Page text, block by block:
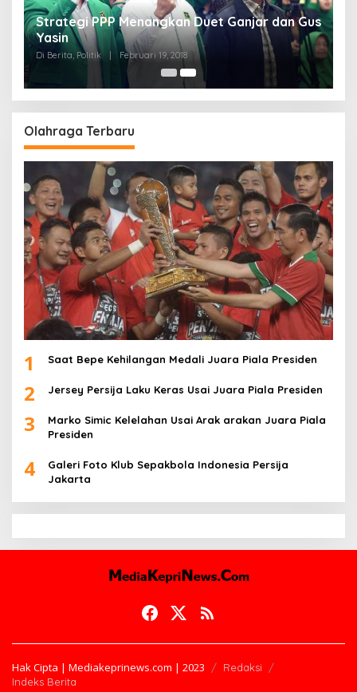
Strategi PPP Menangkan Duet Ganjar dan Gus
Yasin
Di Berita, Politik Februari 19, 2018
Olahraga Terbaru
1 Saat Bepe Kehilangan Medali Juara Piala Presiden
2 Jersey Persija Laku Keras Usai Juara Piala Presiden
3
Marko Simic Kelelahan Usai Arak arakan Juara Piala
Presiden
4
Galeri Foto Klub Sepakbola Indonesia Persija
Jakarta
Hak Cipta | Mediakeprinews.com | 2023
Redaksi
Indeks Berita